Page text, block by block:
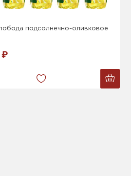
подсолнечно-оливковое
₽